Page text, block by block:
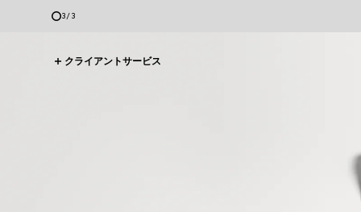
3/3
クライアントサービス